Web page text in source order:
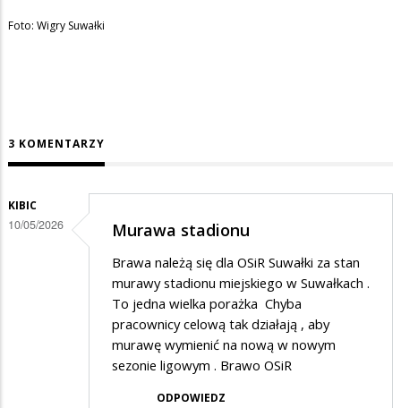
Foto: Wigry Suwałki
3 KOMENTARZY
KIBIC
10/05/2026 Murawa stadionu
Brawa należą się dla OSiR Suwałki za stan
murawy stadionu miejskiego w Suwałkach .
To jedna wielka porażka Chyba
pracownicy celową tak działają , aby
murawę wymienić na nową w nowym
sezonie ligowym . Brawo OSiR
ODPOWIEDZ